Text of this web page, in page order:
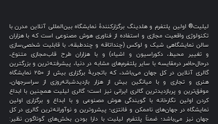
لیلیت® اولین پلتفرم و هلدینگ برگزارکنندهٔ نمایشگاه بین‌المللی آنلاین مدرن با
تکنولوژی واقعیت مجازی و استفاده از فناوری هوش مصنوعی است که با هزاران
سالن نمایشگاهی شیک و لوکس (چنداتاقه و چندطبقه، با قابلیت شخصی‌سازی
و تغییر محیط، دکوراسیون و اشیاء) و با هزاران طرح قاب‌مجازی متنوع،
درحال‌حاضر درمقایسه با سایر پلتفرم‌های مشابه در دنیا، پیشرفته‌ترین و بزرگترین
گالری آنلاین در کل جهان می‌باشد، که باتجربهٔ برگزاری بیش از ۲۵۰ نمایشگاه
هنری و تجاری و با میانگین بیش از هزار بازدیدشبانه‌روزی از سراسرجهان،
موفق‌ترین و پربازدیدترین گالری ایرانی نیز است؛ گالری لیلیت همچنین با ابداع
کردن اولین نگارخانه با گویندگی هوش مصنوعی و با ابداع و برگزاری اولین
نمایشگاه در جهان‌های ناممکن و فانتزی؛ پیشروترین و نوآورانه‌ترین گالری در کل
جهان نیز می‌باشد؛ ضمناً پلتفرم لیلیت با دارا بودن بخش‌های گوناگون نظیر: